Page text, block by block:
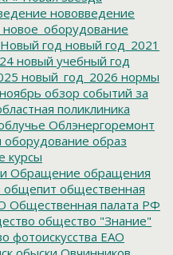
нововведение
новое_оборудование
Новый год новый год_2021
новый учебный год
новый_год_2026 нормы
ноябрь обзор событий за
поликлиника
Облэнергоремонт
оборудование образ
курсы
Обращение обращения
общепит общественная
Общественная палата РФ
общество "Знание"
фотоискусства ЕАО